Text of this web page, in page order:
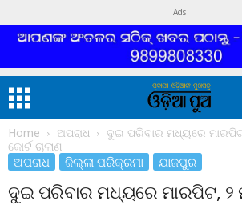
Ads
Home ଅପରାଧ
ଦୁଇ ପରିବାର ମଧ୍ୟରେ
କୋର୍ଟ ଚାଲାଣ
ଅପରାଧ ଜିଲ୍ଲା ପରିକ୍ରମା ଯାଜପୁର
ଦୁଇ ପରିବାର ମଧ୍ୟରେ ମାରପିଟ, ୨